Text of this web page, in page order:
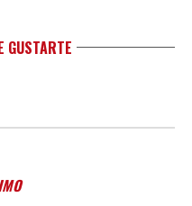
GUSTARTE